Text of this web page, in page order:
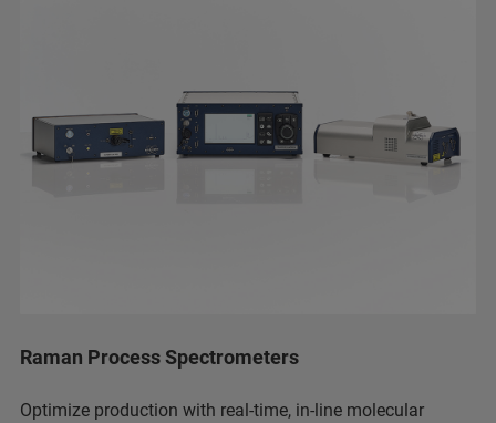
Raman Process Spectrometers
Optimize production with real-time, in-line molecular